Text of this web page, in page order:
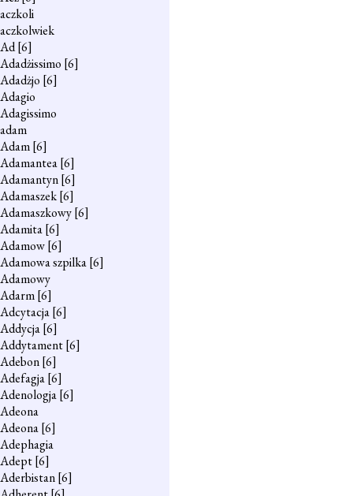
aczkoli
aczkolwiek
Ad[6]
Adadżissimo [6]
Adadżjo [6]
Adagio
Adagissimo
adam
Adam[6]
Adamantea[6]
Adamantyn[6]
Adamaszek[6]
Adamaszkowy[6]
Adamita[6]
Adamow[6]
Adamowa szpilka[6]
Adamowy
Adarm[6]
Adcytacja[6]
Addycja[6]
Addytament[6]
Adebon[6]
Adefagja[6]
Adenologja[6]
Adeona
Adeona[6]
Adephagia
Adept[6]
Aderbistan[6]